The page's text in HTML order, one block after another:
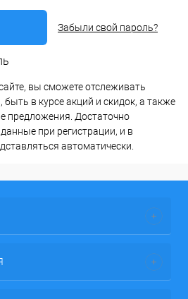
Забыли свой пароль?
вы сможете отслеживать
в курсе акций и скидок, а также
предложения. Достаточно
при регистрации, и в
автоматически.